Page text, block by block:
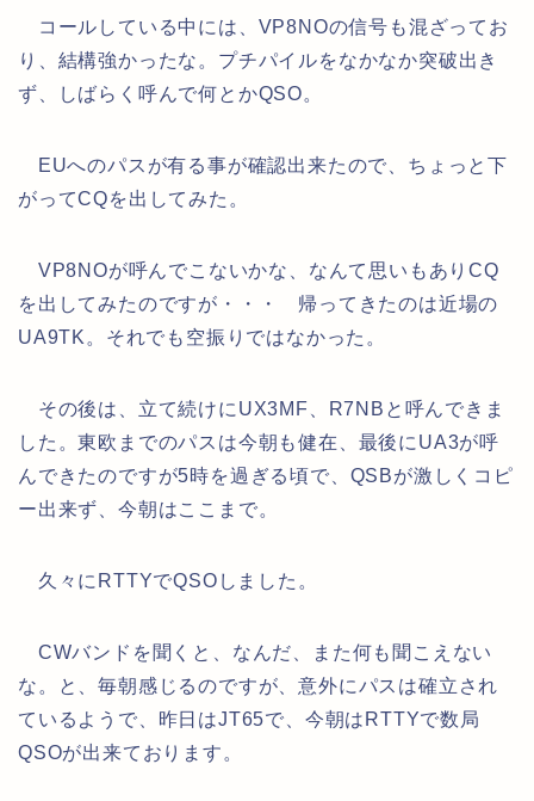
コールしている中には、VP8NOの信号も混ざってお
り、結構強かったな。プチパイルをなかなか突破出き
ず、しばらく呼んで何とかQSO。
EUへのパスが有る事が確認出来たので、ちょっと下
がってCQを出してみた。
VP8NOが呼んでこないかな、なんて思いもありCQ
を出してみたのですが・・・ 帰ってきたのは近場の
UA9TK。それでも空振りではなかった。
その後は、立て続けにUX3MF、R7NBと呼んできま
した。東欧までのパスは今朝も健在、最後にUA3が呼
んできたのですが5時を過ぎる頃で、QSBが激しくコピ
ー出来ず、今朝はここまで。
久々にRTTYでQSOしました。
CWバンドを聞くと、なんだ、また何も聞こえない
な。と、毎朝感じるのですが、意外にパスは確立され
ているようで、昨日はJT65で、今朝はRTTYで数局
QSOが出来ております。